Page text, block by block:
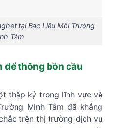
tại Bạc Liêu Môi Trường
Tâm
để thông bồn cầu
thập kỷ trong lĩnh vực vệ
Minh Tâm đã khẳng
trên thị trường dịch vụ